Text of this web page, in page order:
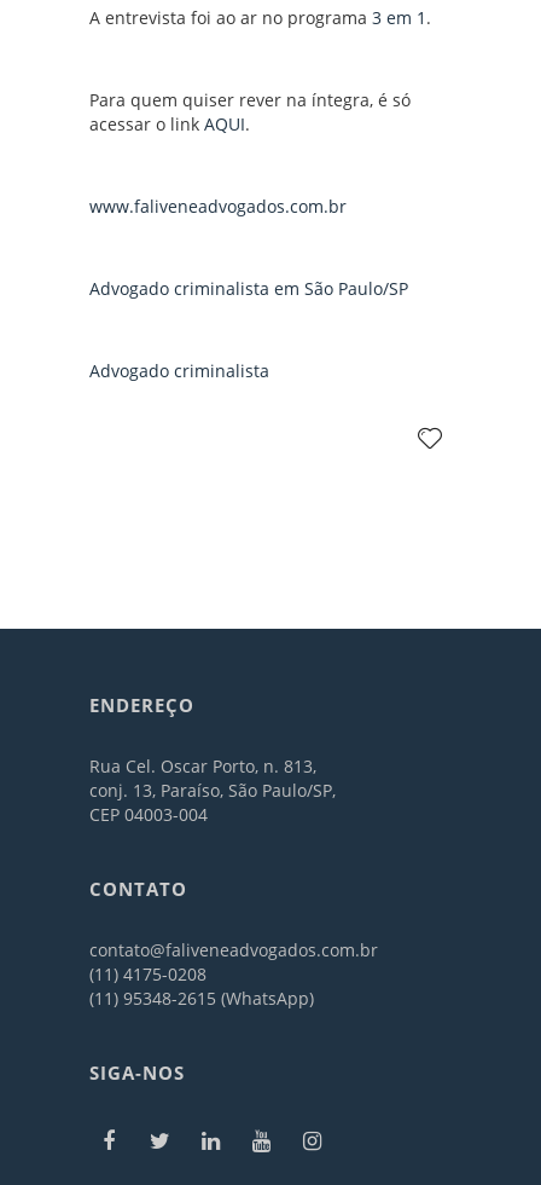
A entrevista foi ao ar no programa 3 em 1 .
Para quem quiser rever na íntegra, é só
acessar o link AQUI.
www.faliveneadvogados.com.br
Advogado criminalista em São Paulo/SP
Advogado criminalista
ENDEREÇO
Rua Cel. Oscar Porto, n. 813,
conj. 13, Paraíso, São Paulo/SP,
CEP 04003-004
CONTATO
contato@faliveneadvogados.com.br
(11) 4175-0208
(11) 95348-2615 (WhatsApp)
SIGA-NOS